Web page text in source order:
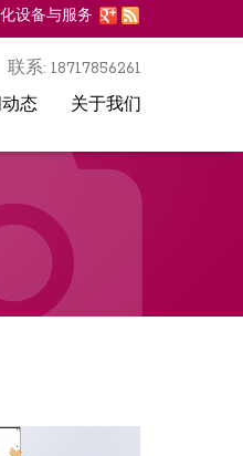
设备与服务
联系: 18717856261
态 关于我们